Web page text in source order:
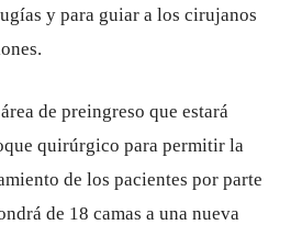
y para guiar a los cirujanos
de preingreso que estará
quirúrgico para permitir la
de los pacientes por parte
de 18 camas a una nueva